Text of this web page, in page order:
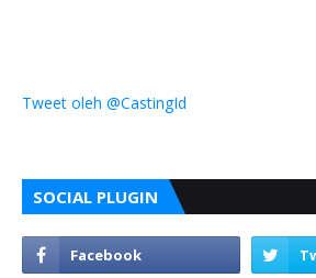
Tweet oleh @CastingId
SOCIAL PLUGIN